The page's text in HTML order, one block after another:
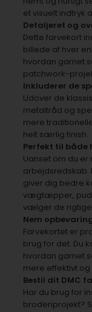
et visuelt indtryk
Detaljeret og
Dette farvekort
billede af hver
hvordan garnet
patchwork-
Inkluderer de
Udover de
metaltråd og
mere
helt særlig finish.
Perfekt til både
Uanset om du
arbejdsredskab.
giver dig bedre
vægtæpper,
vælger de rigtige
Nem
Farvekortet er
brug for det. Du
hvordan garnet
mere effektivt
Bestil dit DMC
Har du brug for
broderiprojekt?